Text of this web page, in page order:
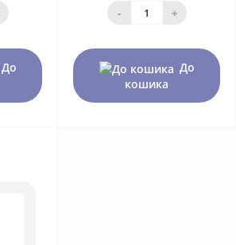
До
- +
До
кошика